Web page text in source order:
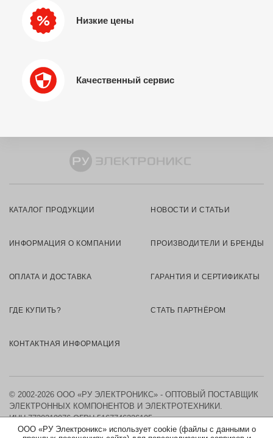
Низкие цены
Качественный сервис
ООО «РУ Электроникс» использует cookie (файлы с данными о
КАТАЛОГ ПРОДУКЦИИ НОВОСТИ И СТАТЬИ
ИНФОРМАЦИЯ О КОМПАНИИ ПРОИЗВОДИТЕЛИ И БРЕНДЫ
ОПЛАТА И ДОСТАВКА ГАРАНТИЯ И СЕРТИФИКАТЫ
ГДЕ КУПИТЬ? СТАТЬ ПАРТНЁРОМ
КОНТАКТНАЯ ИНФОРМАЦИЯ
© 2002-2026 ООО «РУ ЭЛЕКТРОНИКС» - ОПТОВЫЙ ПОСТАВЩИК
ЭЛЕКТРОННЫХ КОМПОНЕНТОВ И ЭЛЕКТРОТЕХНИКИ.
ИНН 7730219976 ОГРН 5167746326105